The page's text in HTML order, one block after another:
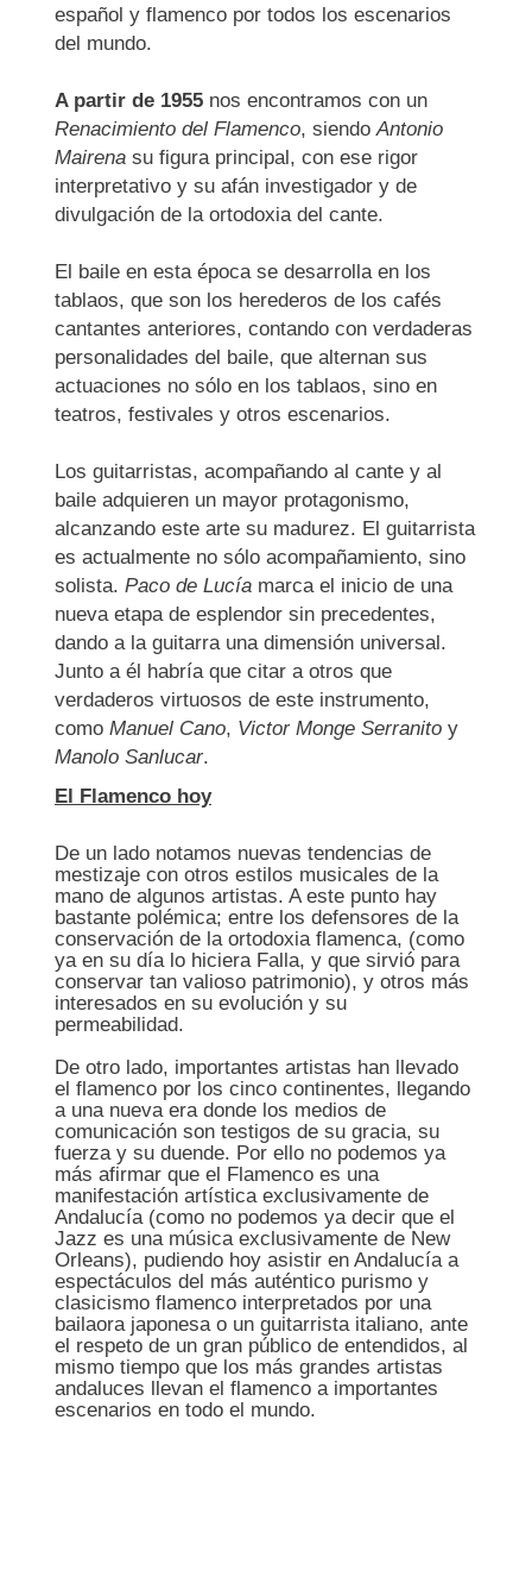
español y flamenco por todos los escenarios
del mundo.
A partir de 1955 nos encontramos con un
Renacimiento del Flamenco, siendo Antonio
Mairena su figura principal, con ese rigor
interpretativo y su afán investigador y de
divulgación de la ortodoxia del cante.
El baile en esta época se desarrolla en los
tablaos, que son los herederos de los cafés
cantantes anteriores, contando con verdaderas
personalidades del baile, que alternan sus
actuaciones no sólo en los tablaos, sino en
teatros, festivales y otros escenarios.
Los guitarristas, acompañando al cante y al
baile adquieren un mayor protagonismo,
alcanzando este arte su madurez. El guitarrista
es actualmente no sólo acompañamiento, sino
solista. Paco de Lucía marca el inicio de una
nueva etapa de esplendor sin precedentes,
dando a la guitarra una dimensión universal.
Junto a él habría que citar a otros que
verdaderos virtuosos de este instrumento,
como Manuel Cano, Victor Monge Serranito y
Manolo Sanlucar.
El Flamenco hoy
De un lado notamos nuevas tendencias de
mestizaje con otros estilos musicales de la
mano de algunos artistas. A este punto hay
bastante polémica; entre los defensores de la
conservación de la ortodoxia flamenca, (como
ya en su día lo hiciera Falla, y que sirvió para
conservar tan valioso patrimonio), y otros más
interesados en su evolución y su
permeabilidad.
De otro lado, importantes artistas han llevado
el flamenco por los cinco continentes, llegando
a una nueva era donde los medios de
comunicación son testigos de su gracia, su
fuerza y su duende. Por ello no podemos ya
más afirmar que el Flamenco es una
manifestación artística exclusivamente de
Andalucía (como no podemos ya decir que el
Jazz es una música exclusivamente de New
Orleans), pudiendo hoy asistir en Andalucía a
espectáculos del más auténtico purismo y
clasicismo flamenco interpretados por una
bailaora japonesa o un guitarrista italiano, ante
el respeto de un gran público de entendidos, al
mismo tiempo que los más grandes artistas
andaluces llevan el flamenco a importantes
escenarios en todo el mundo.